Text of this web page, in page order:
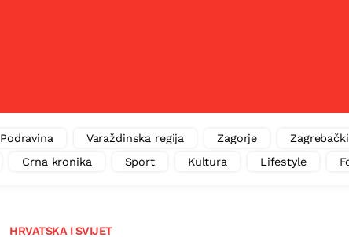
Podravina Varaždinska regija Zagorje
Crna kronika Sport Kultura Lifestyle
HRVATSKA I SVIJET